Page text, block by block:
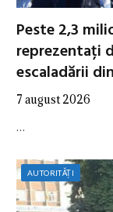
Peste 2,3
reprezentați
escaladării
7 august 2026
…
AUTORITĂȚI